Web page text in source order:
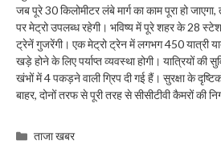
जब पूरे 30 किलोमीटर लंबे मार्ग का काम पूरा हो
पर मेट्रो उपलब्ध रहेगी। भविष्य में पूरे शहर के 28
ट्रेनें गुजरेंगी। एक मेट्रो ट्रेन में लगभग 450 यात्री
खड़े होने के लिए पर्याप्त व्यवस्था होगी। यात्रियों की
खंभों में 4 पकड़ने वाली ग्रिप दी गई हैं। सुरक्षा के
बाहर, दोनों तरफ से पूरी तरह से सीसीटीवी कैमरों की
Categories
ताजा खबर